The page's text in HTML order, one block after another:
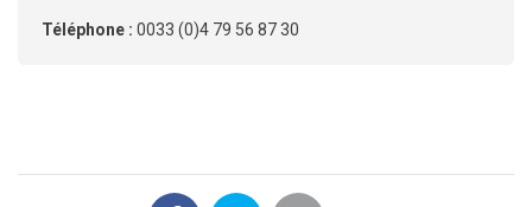
Téléphone : 0033 (0)4 79 56 87 30